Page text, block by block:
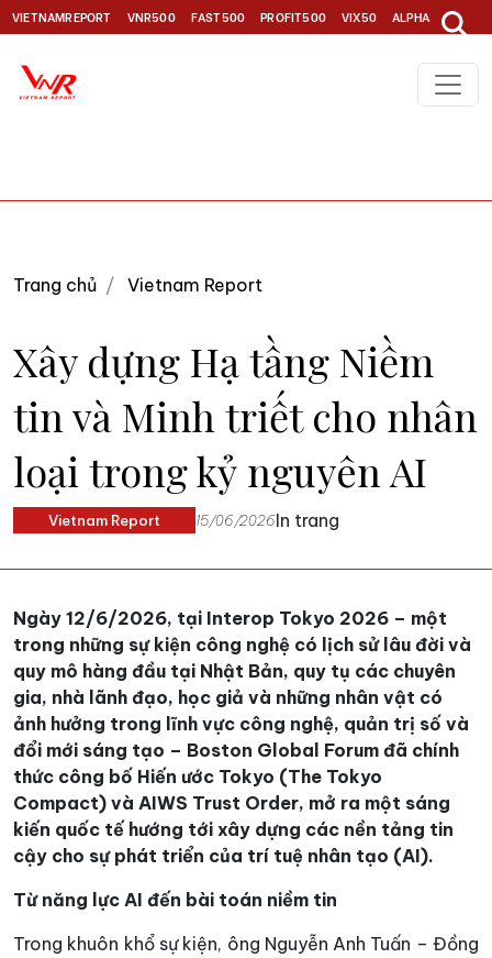
VIETNAMREPORT VNR500 FAST500 PROFIT500 VIX50 ALPHA30
Trang chủ Vietnam Report
Xây dựng Hạ tầng Niềm
tin và Minh triết cho nhân
loại trong kỷ nguyên AI
Vietnam Report 15/06/2026In trang
Ngày 12/6/2026, tại Interop Tokyo 2026 – một
trong những sự kiện công nghệ có lịch sử lâu đời và
quy mô hàng đầu tại Nhật Bản, quy tụ các chuyên
gia, nhà lãnh đạo, học giả và những nhân vật có
ảnh hưởng trong lĩnh vực công nghệ, quản trị số và
đổi mới sáng tạo – Boston Global Forum đã chính
thức công bố Hiến ước Tokyo (The Tokyo
Compact) và AIWS Trust Order, mở ra một sáng
kiến quốc tế hướng tới xây dựng các nền tảng tin
cậy cho sự phát triển của trí tuệ nhân tạo (AI).
Từ năng lực AI đến bài toán niềm tin
Trong khuôn khổ sự kiện, ông Nguyễn Anh Tuấn – Đồng